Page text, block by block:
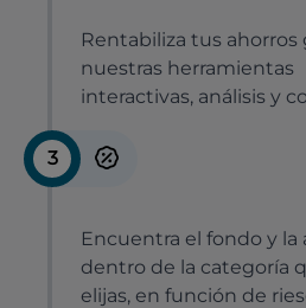
Rentabiliza tus ahorros
nuestras herramientas
interactivas, análisis y
3
Encuentra el fondo y la
dentro de la categoría
elijas, en función de